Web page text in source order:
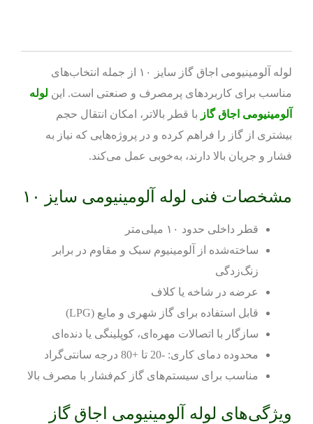
لوله آلومینیومی اجاق گاز سایز ۱۰ از جمله انتخاب‌های
مناسب برای کاربردهای پرمصرف و صنعتی است. این لوله
آلومینیومی اجاق گاز با قطر بالاتر، امکان انتقال حجم
بیشتری از گاز را فراهم کرده و در پروژه‌هایی که نیاز به
فشار و جریان بالا دارند، به‌خوبی عمل می‌کند.
مشخصات فنی لوله آلومینیومی سایز ۱۰
قطر داخلی حدود ۱۰ میلی‌متر
ساخته‌شده از آلومینیوم سبک و مقاوم در برابر
زنگ‌زدگی
عرضه در شاخه یا کلاف
قابل استفاده برای گاز شهری و مایع (LPG)
سازگار با اتصالات مهره‌ای، کوپلینگی یا دنده‌ای
محدوده دمای کاری: -20 تا +80 درجه سانتی‌گراد
مناسب برای سیستم‌های گاز کم‌فشار با مصرف بالا
ویژگی‌های لوله آلومینیومی اجاق گاز